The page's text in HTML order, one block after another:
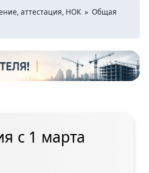
аттестация, НОК » Общая
с 1 марта